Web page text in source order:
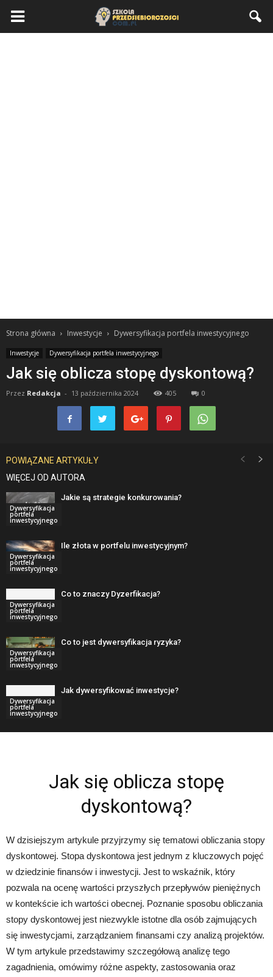
Strona główna Inwestycje Dywersyfikacja portfela inwestycyjnego
Inwestycje Dywersyfikacja portfela inwestycyjnego
Jak się oblicza stopę dyskontową?
Przez Redakcja - 13 października 2024 405 0
POWIĄZANE ARTYKUŁY
WIĘCEJ OD AUTORA
Dywersyfikacja
portfela
inwestycyjnego
Jakie są strategie konkurowania?
Dywersyfikacja
portfela
inwestycyjnego
Ile złota w portfelu inwestycyjnym?
Dywersyfikacja
portfela
inwestycyjnego
Co to znaczy Dyzerfikacja?
Dywersyfikacja
portfela
inwestycyjnego
Co to jest dywersyfikacja ryzyka?
Dywersyfikacja
portfela
inwestycyjnego
Jak dywersyfikować inwestycje?
Jak się oblicza stopę
dyskontową?
W dzisiejszym artykule przyjrzymy się tematowi obliczania stopy
dyskontowej. Stopa dyskontowa jest jednym z kluczowych pojęć
w dziedzinie finansów i inwestycji. Jest to wskaźnik, który
pozwala na ocenę wartości przyszłych przepływów pieniężnych
w kontekście ich wartości obecnej. Poznanie sposobu obliczania
stopy dyskontowej jest niezwykle istotne dla osób zajmujących
się inwestycjami, zarządzaniem finansami czy analizą projektów.
W tym artykule przedstawimy szczegółową analizę tego
zagadnienia, omówimy różne aspekty, zastosowania oraz